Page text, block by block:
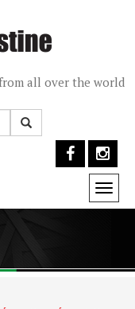
all over the world